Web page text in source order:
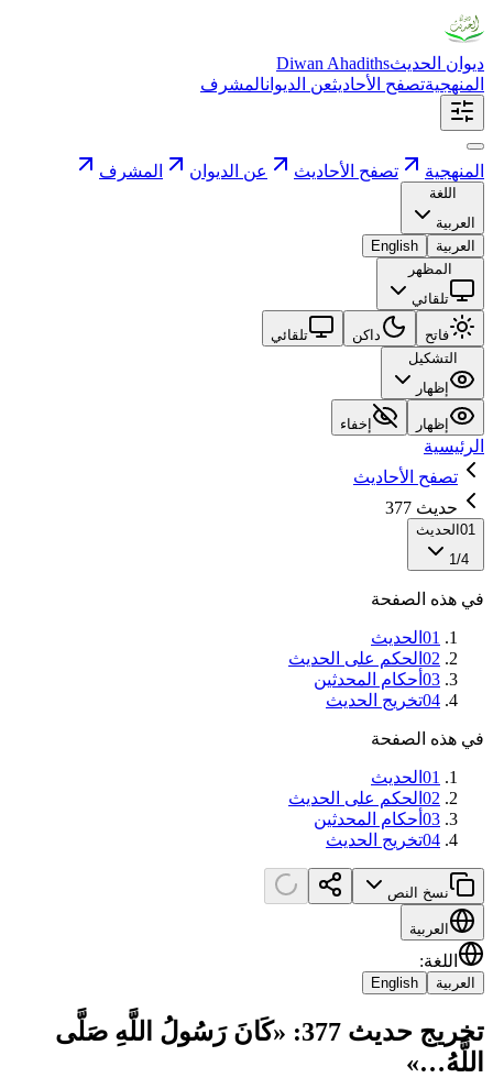
ديوان الحديثDiwan Ahadiths
المنهجيةتصفح الأحاديثعن الديوانالمشرف
المنهجية تصفح الأحاديث عن الديوان المشرف
اللغة
العربية
العربية
English
المظهر
تلقائي
فاتح داكن
تلقائي
التشكيل
إظهار
إظهار إخفاء
الرئيسية
تصفح الأحاديث
حديث 377
01 الحديث
1/4
في هذه الصفحة
01 الحديث
02 الحكم على الحديث
03 أحكام المحدثين
04تخريج الحديث
في هذه الصفحة
01 الحديث
02 الحكم على الحديث
03 أحكام المحدثين
04تخريج الحديث
نسخ النص
العربية
اللغة:
العربية English
تخريج حديث 377: «كَانَ رَسُولُ اللَّهِ صَلَّى
اللَّهُ…»